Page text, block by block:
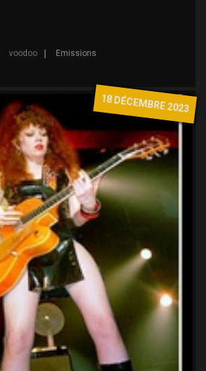
voodoo Emissions
18 DÉCEMBRE 2023